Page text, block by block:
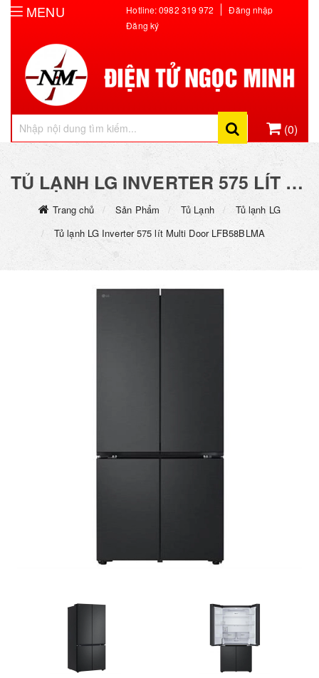
MENU Hotline: 0982 319 972
Đăng nhập
Đăng ký
(0)
TỦ LẠNH LG INVERTER 575 LÍT MULTI DOOR LFB58BLMA
Trang chủ Sản Phẩm Tủ Lạnh
Tủ lạnh LG
Tủ lạnh LG Inverter 575 lít Multi Door LFB58BLMA